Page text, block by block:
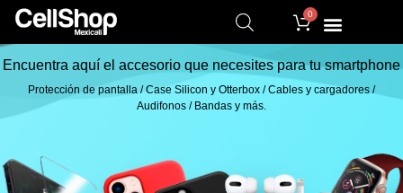
0
Encuentra aquí el accesorio que necesites para tu smartphone
Protección de pantalla / Case Silicon y Otterbox / Cables y cargadores /
Audifonos / Bandas y más.